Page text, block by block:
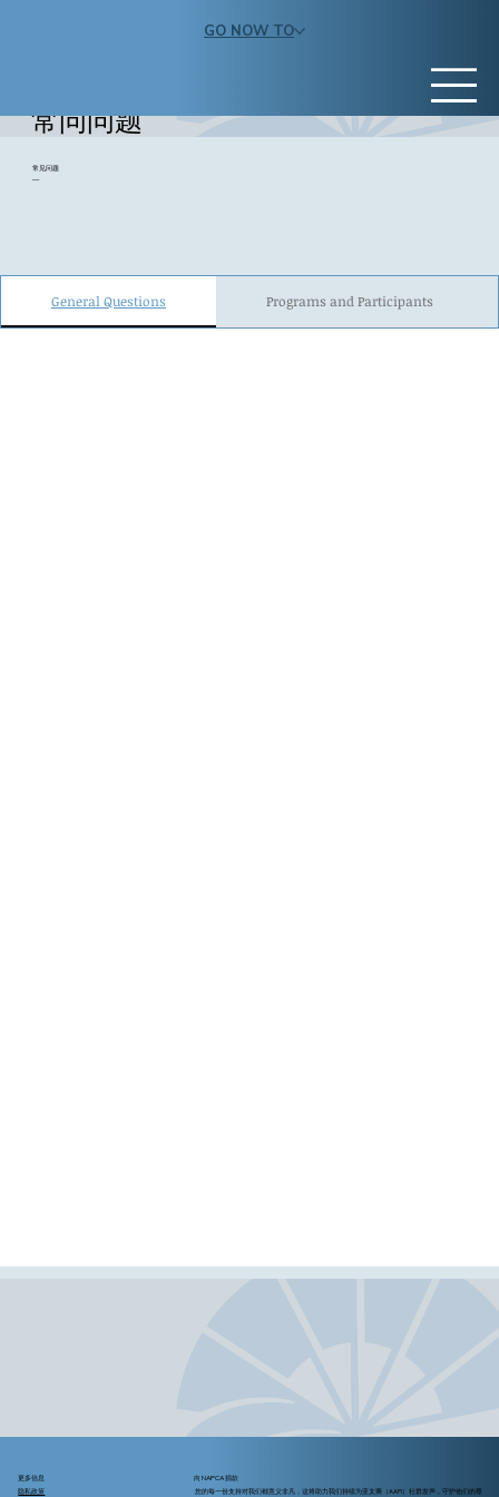
GO NOW TO
常问问题
常见问题
—
General Questions Programs and Participants
更多信息
隐私政策
向 NAPCA 捐款
您的每一份支持对我们都意义非凡，这将助力我们持续为亚太裔（AAPI）社群发声，守护他们的尊